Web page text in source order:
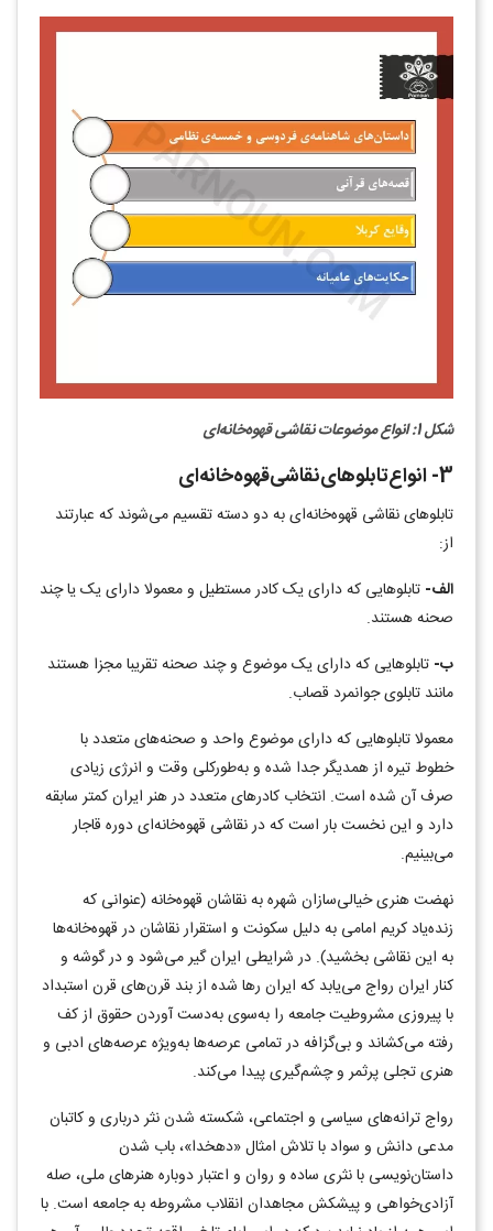
شکل 1: انواع موضوعات نقاشی قهوه‌خانه‌ای
3- انواع‌تابلوهای‌نقاشی‌قهوه‌خانه‌ای
تابلوهای نقاشی قهوه‌خانه‌ای به دو دسته تقسیم می‌شوند که عبارتند
از:
الف- تابلوهایی که دارای یک کادر مستطیل و معمولا دارای یک یا چند
صحنه هستند.
ب- تابلوهایی که دارای یک موضوع و چند صحنه تقریبا مجزا هستند
مانند تابلوی جوانمرد قصاب.
معمولا تابلوهایی که دارای موضوع واحد و صحنه‌های متعدد با
خطوط تیره از همدیگر جدا شده و به‌طورکلی وقت و انرژی زیادی
صرف آن شده است. انتخاب کادرهای متعدد در هنر ایران کمتر سابقه
دارد و این نخست بار است که در نقاشی قهوه‌خانه‌ای دوره قاجار
می‌بینیم.
نهضت هنری خیالی‌سازان شهره به نقاشان قهوه‌خانه (عنوانی که
زنده‌یاد کریم امامی به دلیل سکونت و استقرار نقاشان در قهوه‌خانه‌ها
به این نقاشی بخشید). در شرایطی ایران گیر می‌شود و در گوشه و
کنار ایران رواج می‌یابد که ایران رها شده از بند قرن‌های قرن استبداد
با پیروزی مشروطیت جامعه را به‌سوی به‌دست آوردن حقوق از کف
رفته می‌کشاند و بی‌گزافه در تمامی عرصه‌ها به‌ویژه عرصه‌های ادبی و
هنری تجلی پرثمر و چشم‌گیری پیدا می‌کند.
رواج ترانه‌های سیاسی و اجتماعی، شکسته شدن نثر درباری و کاتبان
مدعی دانش و سواد با تلاش امثال «دهخدا»، باب شدن
داستان‌نویسی با نثری ساده و روان و اعتبار دوباره هنرهای ملی، صله
آزادی‌خواهی و پیشکش مجاهدان انقلاب مشروطه به جامعه است. با